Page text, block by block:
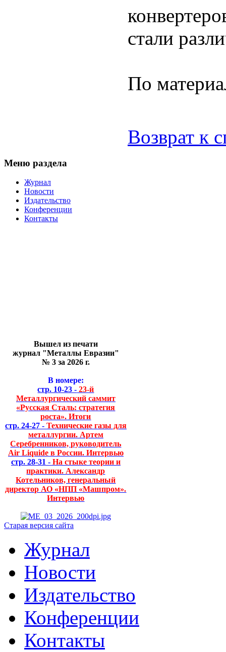
стали
По
Возврат к
Меню раздела
Журнал
Новости
Издательство
Конференции
Контакты
Вышел из печати
журнал "Металлы Евразии"
№ 3 за 2026 г.
В номере:
стр. 10-23 - 23-й
Металлургический саммит
«Русская Сталь: стратегия
роста». Итоги
стр. 24-27 - Технические газы для
металлургии. Артем
Серебренников, руководитель
Air Liquide в России. Интервью
стр. 28-31 - На стыке теории и
практики. Александр
Котельников, генеральный
директор АО «НПП «Машпром».
Интервью
Старая версия сайта
Журнал
Новости
Издательство
Конференции
Контакты